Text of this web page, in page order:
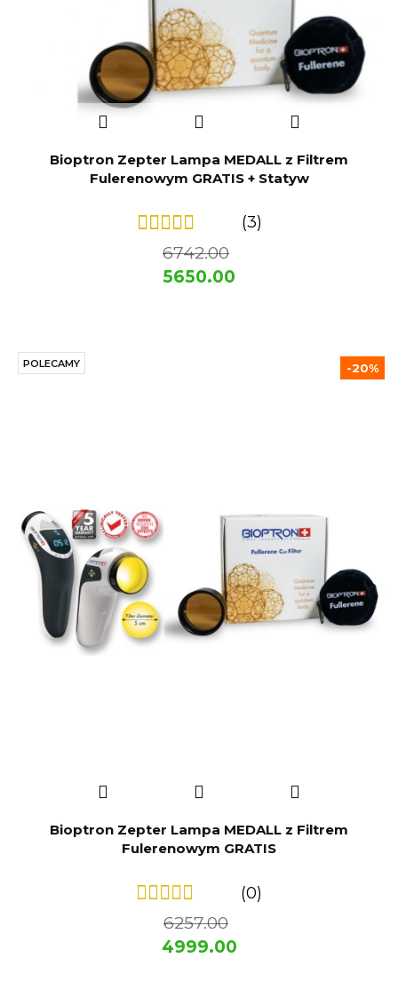
Bioptron Zepter Lampa MEDALL z Filtrem
Fulerenowym GRATIS + Statyw
(3)
6742.00
5650.00
POLECAMY
Bioptron Zepter Lampa MEDALL z Filtrem
Fulerenowym GRATIS
(0)
6257.00
-20%
4999.00